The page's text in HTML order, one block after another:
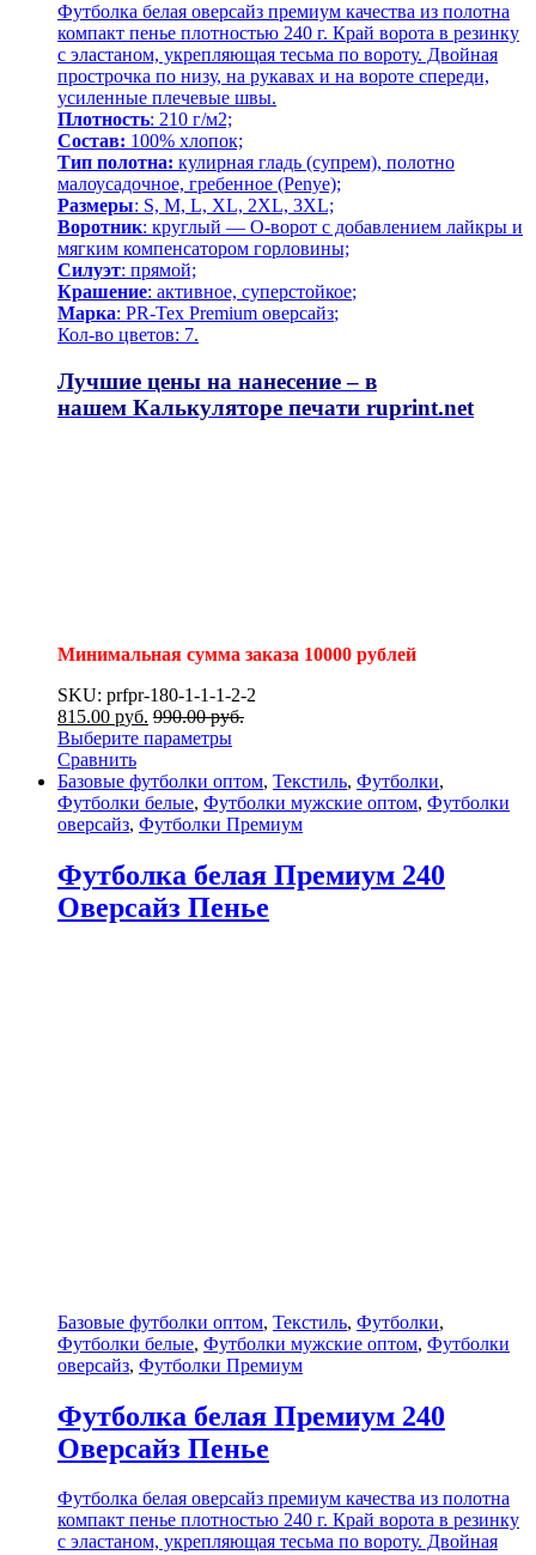
Футболка белая оверсайз премиум качества из полотна
компакт пенье плотностью 240 г. Край ворота в резинку
с эластаном, укрепляющая тесьма по вороту. Двойная
прострочка по низу, на рукавах и на вороте спереди,
усиленные плечевые швы.
Плотность: 210 г/м2;
Состав: 100% хлопок;
Тип полотна: кулирная гладь (супрем), полотно
малоусадочное, гребенное (Penye);
Размеры: S, M, L, XL, 2XL, 3XL;
Воротник: круглый — О-ворот с добавлением лайкры и
мягким компенсатором горловины;
Силуэт: прямой;
Крашение: активное, суперстойкое;
Марка: PR-Tex Premium оверсайз;
Кол-во цветов: 7.
Лучшие цены на нанесение – в
нашем Калькуляторе печати ruprint.net
Минимальная сумма заказа 10000 рублей
SKU: prfpr-180-1-1-1-2-2
815.00 руб. 990.00руб.
Выберите параметры
Сравнить
Базовые футболки оптом, Текстиль, Футболки,
Футболки белые, Футболки мужские оптом, Футболки
оверсайз, Футболки Премиум
Футболка белая Премиум 240
Оверсайз Пенье
Базовые футболки оптом, Текстиль, Футболки,
Футболки белые, Футболки мужские оптом, Футболки
оверсайз, Футболки Премиум
Футболка белая Премиум 240
Оверсайз Пенье
Футболка белая оверсайз премиум качества из полотна
компакт пенье плотностью 240 г. Край ворота в резинку
с эластаном, укрепляющая тесьма по вороту. Двойная